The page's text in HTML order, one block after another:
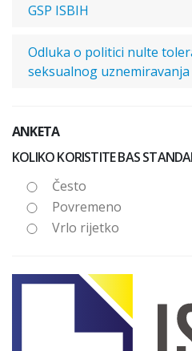
GSP ISBIH
Odluka o politici nulte
seksualnog uznemiravanja
ANKETA
KOLIKO KORISTITE BAS
Često
Povremeno
Vrlo rijetko